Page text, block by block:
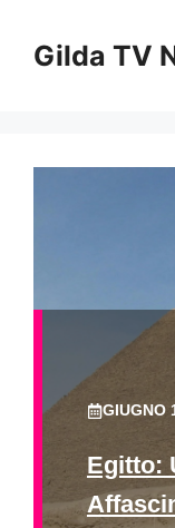
contenuto
Gilda TV
GIUGNO
Egitto: